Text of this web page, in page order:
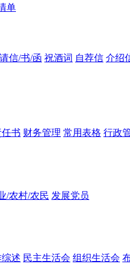
单
信/书/函 祝酒词 自荐信 介绍
书 财务管理 常用表格 行政
/农村/农民 发展党员
述 民主生活会 组织生活会